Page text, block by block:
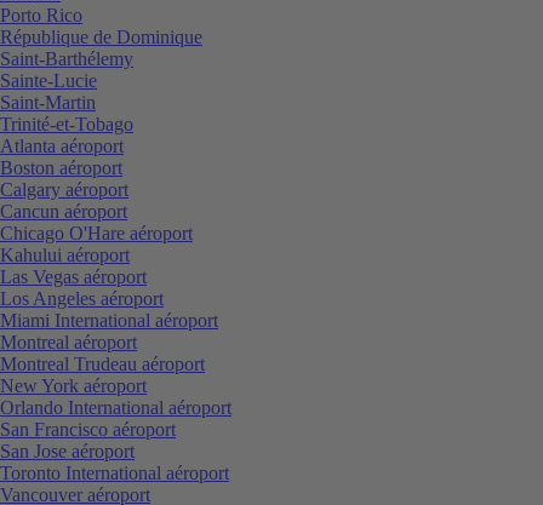
Porto Rico
République de Dominique
Saint-Barthélemy
Sainte-Lucie
Saint-Martin
Trinité-et-Tobago
Atlanta aéroport
Boston aéroport
Calgary aéroport
Cancun aéroport
Chicago O'Hare aéroport
Kahului aéroport
Las Vegas aéroport
Los Angeles aéroport
Miami International aéroport
Montreal aéroport
Montreal Trudeau aéroport
New York aéroport
Orlando International aéroport
San Francisco aéroport
San Jose aéroport
Toronto International aéroport
Vancouver aéroport